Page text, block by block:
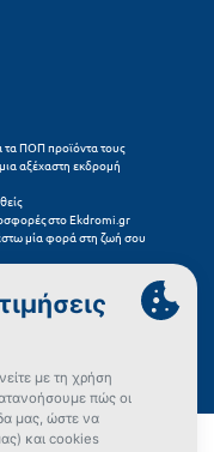
τα ΠΟΠ προϊόντα τους
αξέχαστη εκδρομή
στο Ekdromi.gr
μία φορά στη ζωή σου
θέση στο feed σου
Δεδομένων